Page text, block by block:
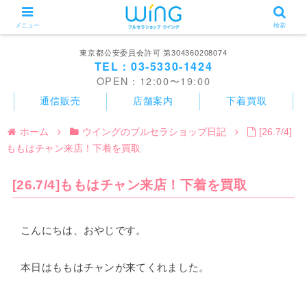
東京都公安委員会許可 第304360208074
TEL：03-5330-1424
OPEN：12:00〜19:00
通信販売 店舗案内 下着買取
ホーム ウイングのブルセラショップ日記
[26.7/4]
ももはチャン来店！下着を買取
[26.7/4]ももはチャン来店！下着を買取
こんにちは、おやじです。
本日はももはチャンが来てくれました。
メニュー 検索